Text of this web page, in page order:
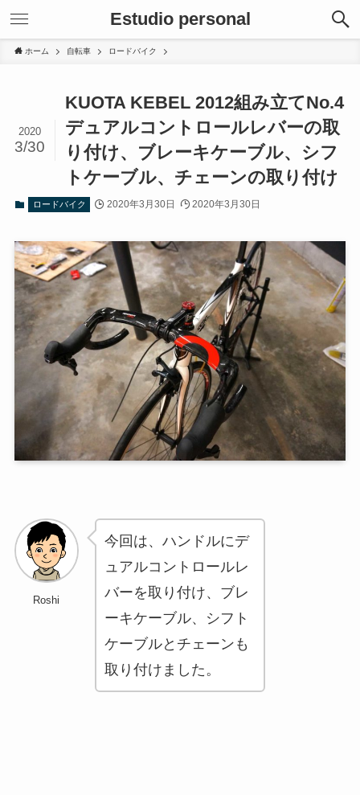
Estudio personal
ホーム 自転車 ロードバイク
KUOTA KEBEL 2012組み立てNo.4
デュアルコントロールレバーの取
り付け、ブレーキケーブル、シフ
トケーブル、チェーンの取り付け
2020
3/30
ロードバイク 2020年3月30日 2020年3月30日
Roshi
今回は、ハンドルにデ
ュアルコントロールレ
バーを取り付け、ブレ
ーキケーブル、シフト
ケーブルとチェーンも
取り付けました。